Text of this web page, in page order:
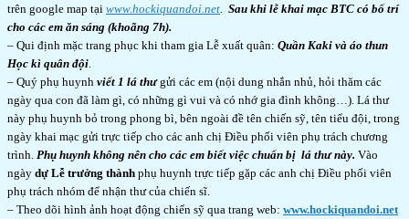
trên google map tại www.hockiquandoi.net Sau khi lễ khai mạc BTC có bố trí
cho các em ăn sáng (khoãng 7h).
– Qui định mặc trang phục khi tham gia Lễ xuất quân: Quần Kaki và áo thun
Học kì quân đội
– Quý phụ huynh viết 1 lá thưgửi các em (nội dung nhắn nhủ, hỏi thăm các
ngày qua con đã làm gì, có những gì vui và có nhớ gia đình không…). Lá thư
này phụ huynh bỏ trong phong bì, bên ngoài đề tên chiến sỹ, tên tiểu đội, trong
ngày khai mạc gửi trực tiếp cho các anh chị Điều phối viên phụ trách chương
trình. Phụ huynh không nên cho các em biết việc chuẩn bị lá thư này. Vào
ngày dự Lễ trưởng thành phụ huynh trực tiếp gặp các anh chị Điều phối viên
phụ trách nhóm để nhận thư của chiến sĩ.
– Theo dõi hình ảnh hoạt động chiến sỹ qua trang web: www.hockiquandoi.net